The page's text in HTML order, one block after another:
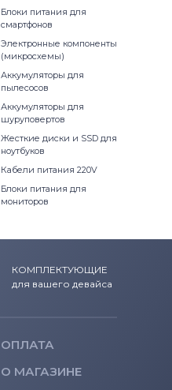
Блоки питания для
смартфонов
Электронные компоненты
(микросхемы)
Аккумуляторы для
пылесосов
Аккумуляторы для
шуруповертов
Жесткие диски и SSD для
ноутбуков
Кабели питания 220V
Блоки питания для
мониторов
КОМПЛЕКТУЮЩИЕ
для вашего девайса
ОПЛАТА
О МАГАЗИНЕ